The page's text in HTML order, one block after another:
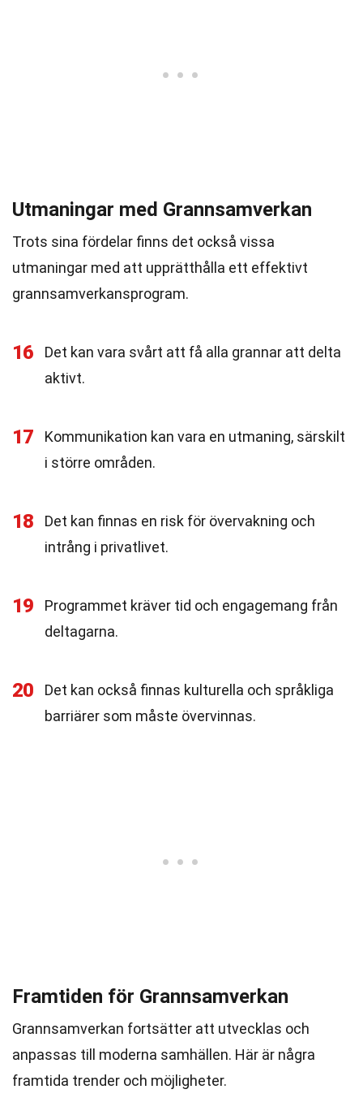
Utmaningar med Grannsamverkan
Trots sina fördelar finns det också vissa
utmaningar med att upprätthålla ett effektivt
grannsamverkansprogram.
16
Det kan vara svårt att få alla grannar att delta
aktivt.
17
Kommunikation kan vara en utmaning, särskilt
i större områden.
18
Det kan finnas en risk för övervakning och
intrång i privatlivet.
19
Programmet kräver tid och engagemang från
deltagarna.
20
Det kan också finnas kulturella och språkliga
barriärer som måste övervinnas.
Framtiden för Grannsamverkan
Grannsamverkan fortsätter att utvecklas och
anpassas till moderna samhällen. Här är några
framtida trender och möjligheter.